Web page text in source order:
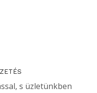
s üzletünkben